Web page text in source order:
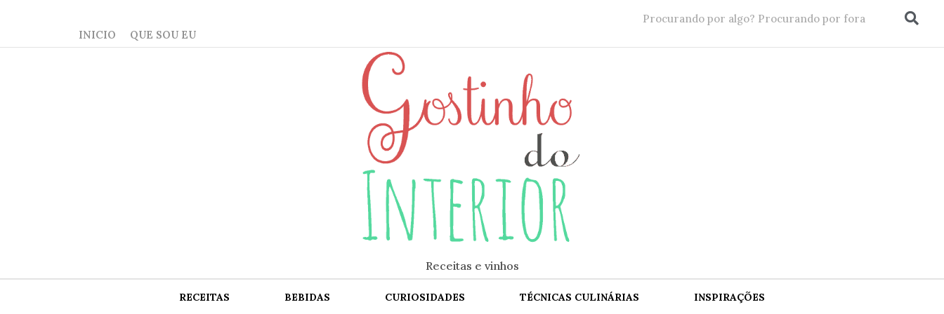
INICIO QUE SOU EU
Receitas e vinhos
RECEITAS BEBIDAS CURIOSIDADES TÉCNICAS CULINÁRIAS INSPIRAÇÕES